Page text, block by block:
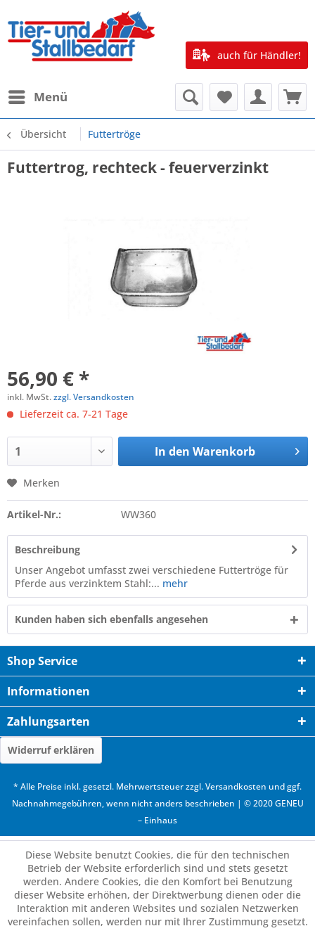
Menü
auch für Händler!
Übersicht Futtertröge
Futtertrog, rechteck - feuerverzinkt
56,90 € *
inkl. MwSt.zzgl. Versandkosten
Lieferzeit ca. 7-21 Tage
In den Warenkorb
Merken
Artikel-Nr.: WW360
Beschreibung
Unser Angebot umfasst zwei verschiedene Futtertröge für
Pferde aus verzinktem Stahl:... mehr
Kunden haben sich ebenfalls angesehen
Shop Service
Informationen
Zahlungsarten
Widerruf erklären
* Alle Preise inkl. gesetzl. Mehrwertsteuer zzgl.Versandkosten und ggf.
Nachnahmegebühren, wenn nicht anders beschrieben | © 2020 GENEU
– Einhaus
Diese Website benutzt Cookies, die für den technischen
Betrieb der Website erforderlich sind und stets gesetzt
werden. Andere Cookies, die den Komfort bei Benutzung
dieser Website erhöhen, der Direktwerbung dienen oder die
Interaktion mit anderen Websites und sozialen Netzwerken
vereinfachen sollen, werden nur mit Ihrer Zustimmung gesetzt.